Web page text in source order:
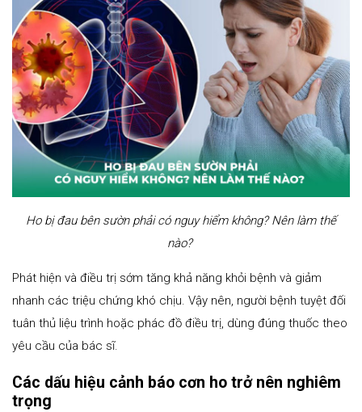
Ho bị đau bên sườn phải có nguy hiểm không? Nên làm thế
nào?
Phát hiện và điều trị sớm tăng khả năng khỏi bệnh và giảm
nhanh các triệu chứng khó chịu. Vậy nên, người bệnh tuyệt đối
tuân thủ liệu trình hoặc phác đồ điều trị, dùng đúng thuốc theo
yêu cầu của bác sĩ.
Các dấu hiệu cảnh báo cơn ho trở nên nghiêm
trọng